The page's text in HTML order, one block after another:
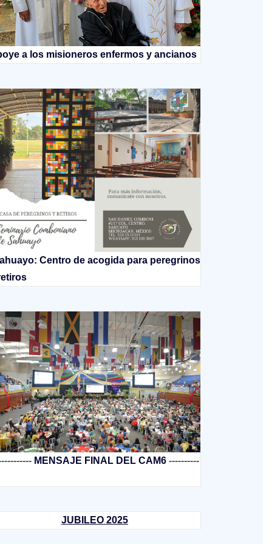
a los misioneros enfermos y ancianos
Centro de acogida para peregrinos
MENSAJE FINAL DEL CAM6 ----------
JUBILEO 2025